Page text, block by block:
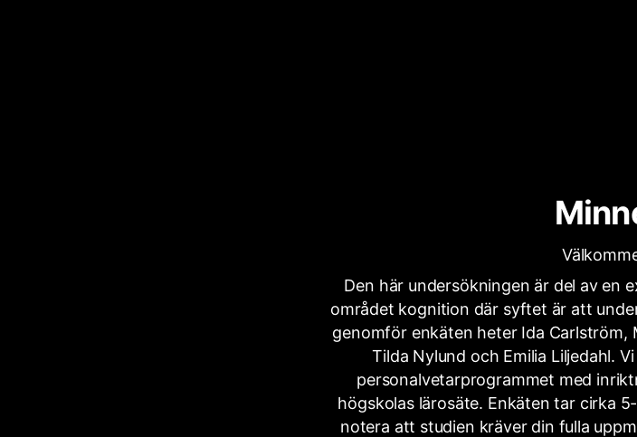
Den här undersökningen är del av en
området kognition där syftet är att
genomför enkäten heter Ida Carlström,
Tilda Nylund och Emilia Liljedahl.
personalvetarprogrammet med
högskolas lärosäte. Enkäten tar cirka
notera att studien kräver din fulla